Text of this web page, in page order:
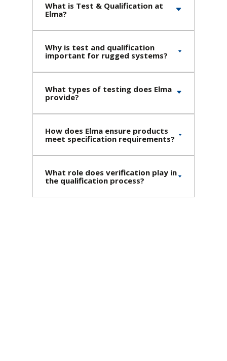
What is Test & Qualification at
Elma?
Why is test and qualification
important for rugged systems?
What types of testing does Elma
provide?
How does Elma ensure products
meet specification requirements?
What role does verification play in
the qualification process?